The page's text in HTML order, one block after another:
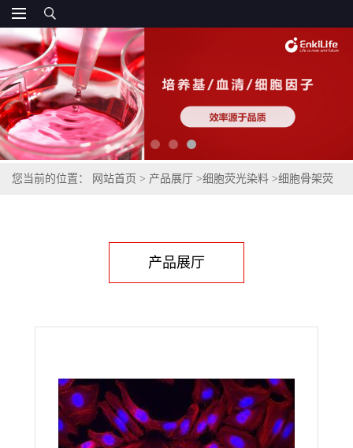
您当前的位置： 网站首页 > 产品展厅 >细胞荧光染料 >细胞骨架荧
产品展厅